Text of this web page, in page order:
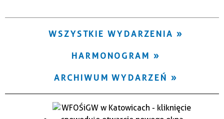
WSZYSTKIE WYDARZENIA
HARMONOGRAM
ARCHIWUM WYDARZEŃ